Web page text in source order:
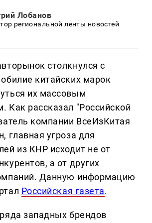
Лобанов
региональной ленты новостей
столкнулся с
китайских марок
их массовым
Как рассказал "Российской
компании ВсеИзКитая
главная угроза для
из КНР исходит не от
а от других
Данную информацию
Российская газета.
западных брендов